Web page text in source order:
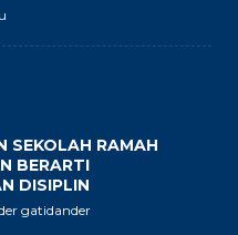
SEKOLAH RAMAH
BERARTI
DISIPLIN
gatidander